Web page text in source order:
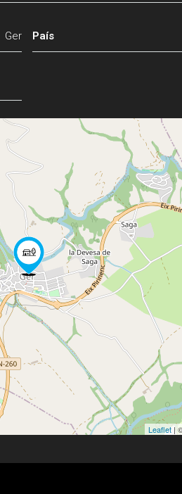
Ger País
Leaflet|